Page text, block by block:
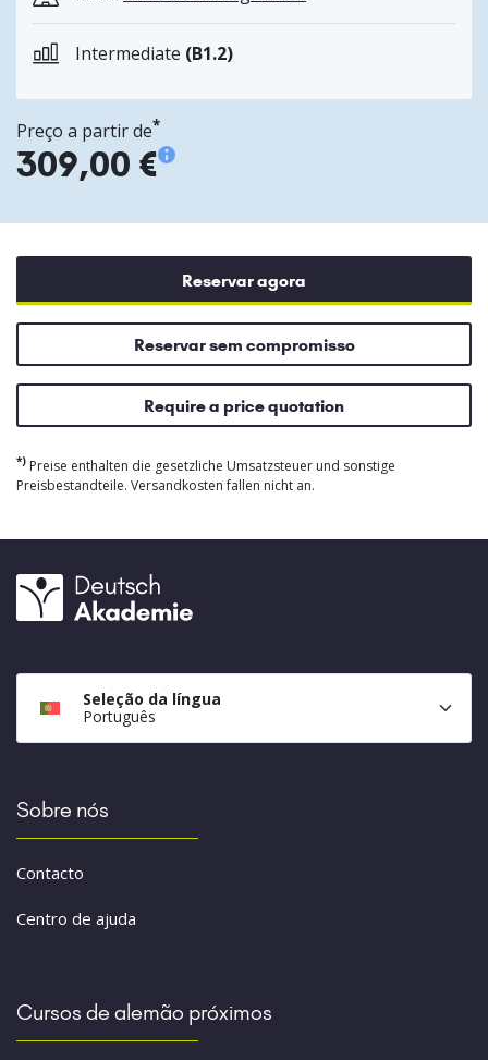
Intermediate (B1.2)
Preço a partir de*
309,00 €
Reservar agora
Reservar sem compromisso
Require a price quotation
*) Preise enthalten die gesetzliche Umsatzsteuer und sonstige
Preisbestandteile. Versandkosten fallen nicht an.
Seleção da língua
Português
Sobre nós
Contacto
Centro de ajuda
Cursos de alemão próximos